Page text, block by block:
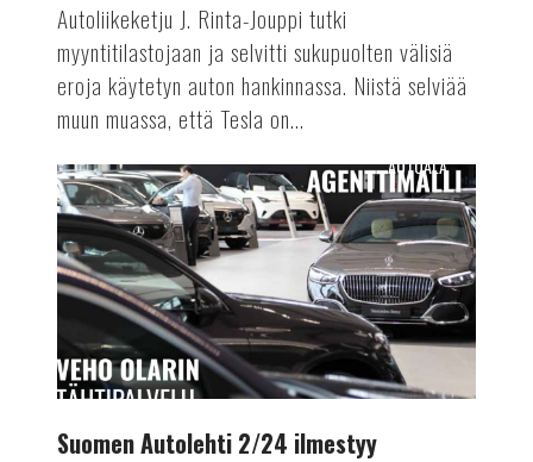
Autoliikeketju J. Rinta-Jouppi tutki
myyntitilastojaan ja selvitti sukupuolten välisiä
eroja käytetyn auton hankinnassa. Niistä selviää
muun muassa, että Tesla on...
Suomen
Autolehti
2/24
ilmestyy
AUTOALA
Suomen Autolehti 2/24 ilmestyy